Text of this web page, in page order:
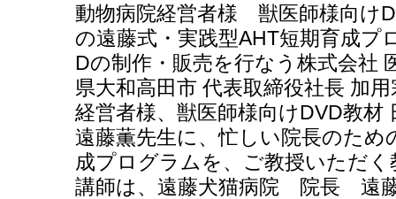
動物病院経営者様 獣医師様向け
の遠藤式・実践型AHT短期育成プ
Dの制作・販売を行なう株式会社
県大和高田市 代表取締役社長 加
経営者様、獣医師様向けDVD教
遠藤薫先生に、忙しい院長のため
成プログラムを、ご教授いただ
講師は、遠藤犬猫病院 院長 遠